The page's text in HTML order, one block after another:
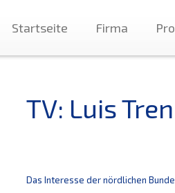
Startseite Firma
TV: Luis
Das Interesse der nördlichen